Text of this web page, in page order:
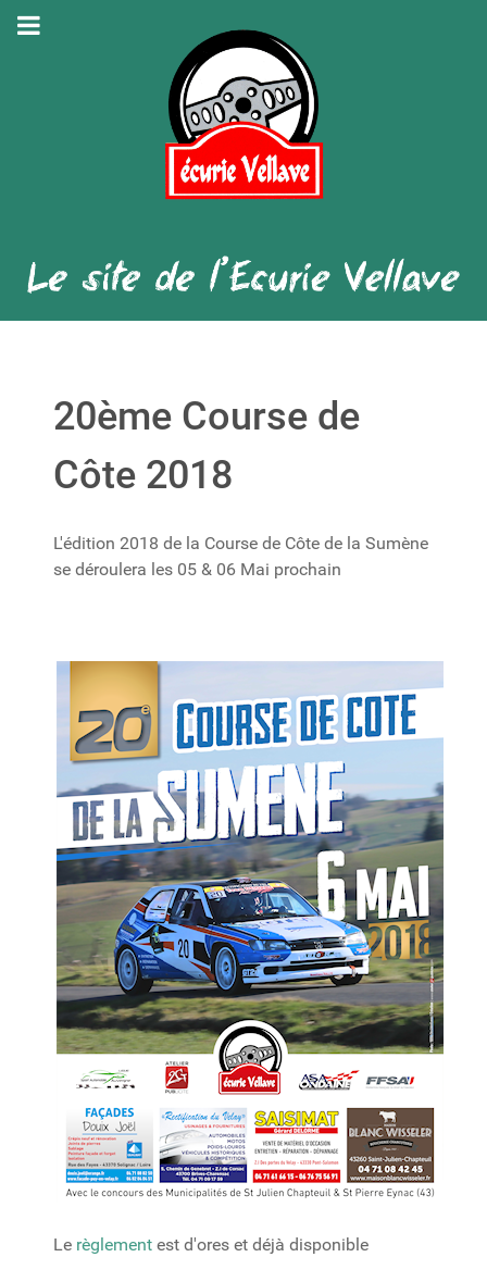
20ème Course de
Côte 2018
L'édition 2018 de la Course de Côte de la Sumène
se déroulera les 05 & 06 Mai prochain
Le règlement est d'ores et déjà disponible